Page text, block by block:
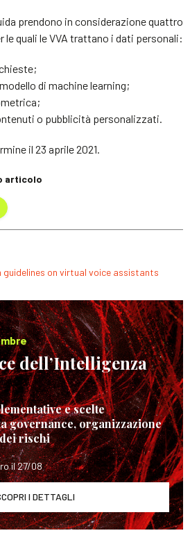
prendono in considerazione quattro
quali le VVA trattano i dati personali:
di machine learning;
o pubblicità personalizzati.
il 23 aprile 2021.
articolo
guidelines on virtual voice assistants
dell’Intelligenza
e scelte
governance, organizzazione
rischi
il 27/08
I DETTAGLI